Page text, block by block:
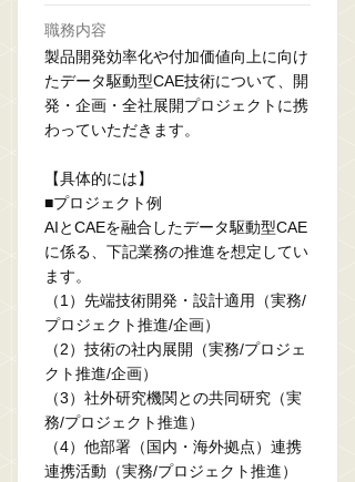
職務内容
製品開発効率化や付加価値向上に向け
たデータ駆動型CAE技術について、開
発・企画・全社展開プロジェクトに携
わっていただきます。
【具体的には】
■プロジェクト例
AIとCAEを融合したデータ駆動型CAE
に係る、下記業務の推進を想定してい
ます。
（1）先端技術開発・設計適用（実務/
プロジェクト推進/企画）
（2）技術の社内展開（実務/プロジェ
クト推進/企画）
（3）社外研究機関との共同研究（実
務/プロジェクト推進）
（4）他部署（国内・海外拠点）連携
連携活動（実務/プロジェクト推進）